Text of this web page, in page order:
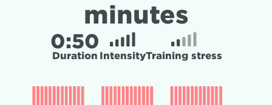
minutes
0:50
Duration IntensityTraining stress